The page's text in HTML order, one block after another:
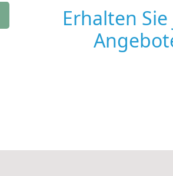
Erhalten